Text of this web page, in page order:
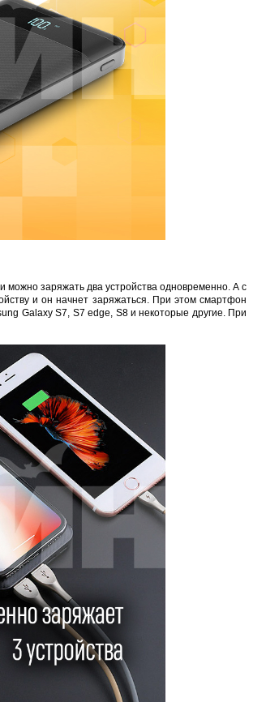
EM-Marine N006BB
заряжать два устройства одновременно. А с
и он начнет заряжаться. При этом смартфон
Galaxy S7, S7 edge, S8 и некоторые другие. При